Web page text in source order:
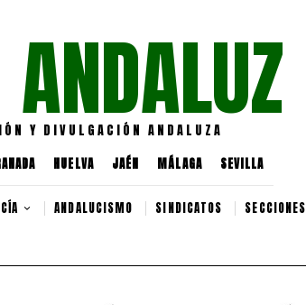
Y DIVULGACIÓN ANDALUZA
HUELVA JAÉN MÁLAGA SEVILLA
ANDALUCISMO SINDICATOS SECCIONES